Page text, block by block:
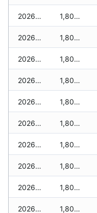
2026-02-22 1,800 zł
2026-02-21 1,800 zł
2026-02-20 1,800 zł
2026-02-19 1,800 zł
2026-02-18 1,800 zł
2026-02-17 1,800 zł
2026-02-16 1,800 zł
2026-02-15 1,800 zł
2026-02-14 1,800 zł
2026-02-13 1,800 zł